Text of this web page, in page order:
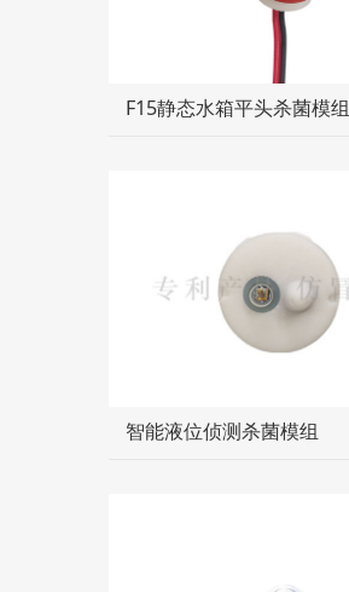
F15静态水箱平头杀菌模组
智能液位侦测杀菌模组